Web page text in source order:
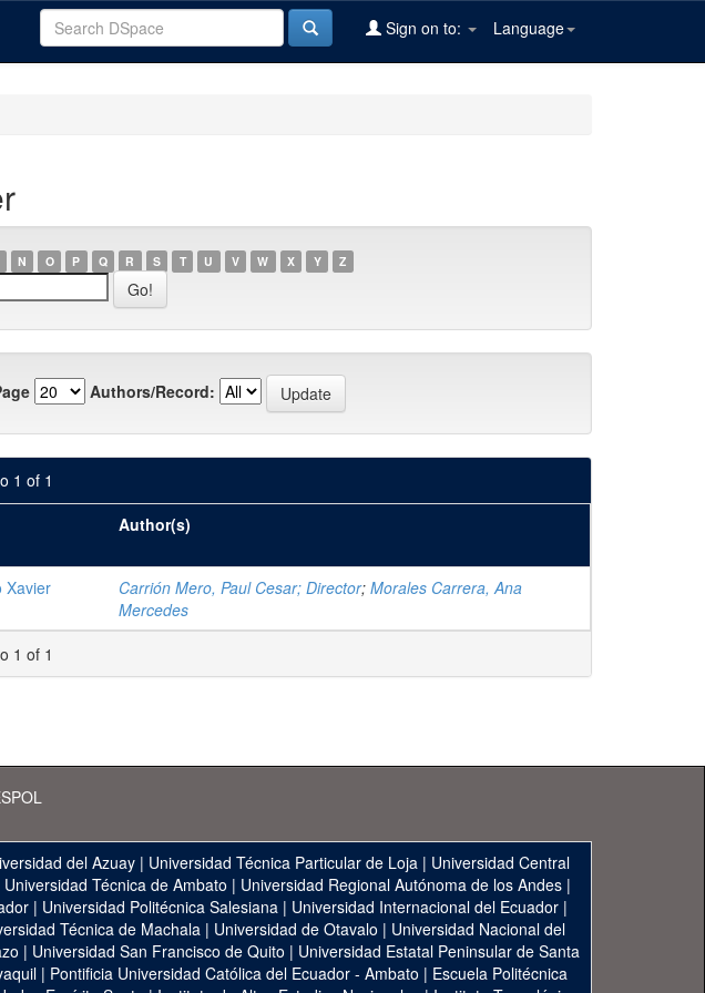
Language
Sign on to:
N O P Q R S T U V W X Y Z
Authors/Record:
1 of 1
Author(s)
Xavier Carrión Mero, Paul Cesar; Director; Morales Carrera, Ana
Mercedes
1 of 1
del Azuay | Universidad Técnica Particular de Loja | Universidad Central
Universidad Técnica de Ambato | Universidad Regional Autónoma de los Andes|
| Universidad Politécnica Salesiana| Universidad Internacional del Ecuador|
Técnica de Machala | Universidad de Otavalo | Universidad Nacional del
| Universidad San Francisco de Quito | Universidad Estatal Peninsular de Santa
| Pontificia Universidad Católica del Ecuador - Ambato | Escuela Politécnica